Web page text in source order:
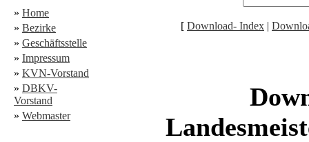
» Home
» Bezirke
» Geschäftsstelle
» Impressum
» KVN-Vorstand
» DBKV-
Vorstand
» Webmaster
[ Download- Index |